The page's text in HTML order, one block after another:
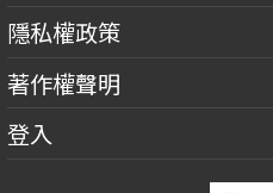
隱私權政策
著作權聲明
登入